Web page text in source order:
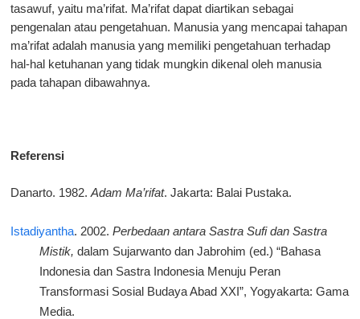
tasawuf, yaitu ma’rifat. Ma’rifat dapat diartikan sebagai
pengenalan atau pengetahuan. Manusia yang mencapai tahapan
ma’rifat adalah manusia yang memiliki pengetahuan terhadap
hal-hal ketuhanan yang tidak mungkin dikenal oleh manusia
pada tahapan dibawahnya.
Referensi
Danarto. 1982. Adam Ma’rifat. Jakarta: Balai Pustaka.
Istadiyantha. 2002. Perbedaan antara Sastra Sufi dan Sastra
Mistik, dalam Sujarwanto dan Jabrohim (ed.) “Bahasa
Indonesia dan Sastra Indonesia Menuju Peran
Transformasi Sosial Budaya Abad XXI”, Yogyakarta: Gama
Media.